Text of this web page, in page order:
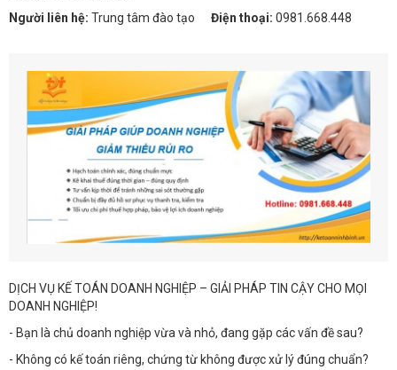
Người liên hệ: Trung tâm đào tạo Điện thoại: 0981.668.448
DỊCH VỤ KẾ TOÁN DOANH NGHIỆP – GIẢI PHÁP TIN CẬY CHO MỌI
DOANH NGHIỆP!
- Bạn là chủ doanh nghiệp vừa và nhỏ, đang gặp các vấn đề sau?
- Không có kế toán riêng, chứng từ không được xử lý đúng chuẩn?